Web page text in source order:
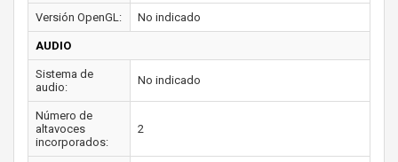
Versión OpenGL: No indicado
AUDIO
Sistema de
audio:
No indicado
Número de
altavoces
incorporados:
2